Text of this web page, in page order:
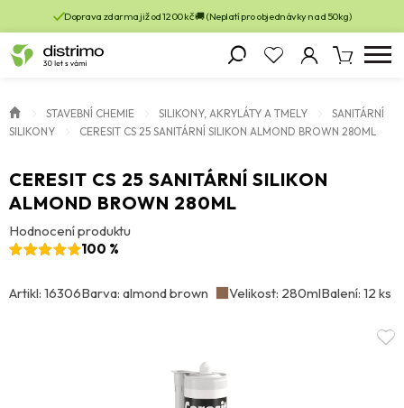
Doprava zdarma již od 1200 kč 🚚 (Neplatí pro objednávky nad 50kg)
STAVEBNÍ CHEMIE SILIKONY, AKRYLÁTY A TMELY
SANITÁRNÍ
SILIKONY
CERESIT CS 25 SANITÁRNÍ SILIKON ALMOND BROWN 280ML
CERESIT CS 25 SANITÁRNÍ SILIKON
ALMOND BROWN 280ML
Hodnocení produktu
100 %
Artikl: 16306Barva: almond brown Velikost: 280mlBalení: 12 ks